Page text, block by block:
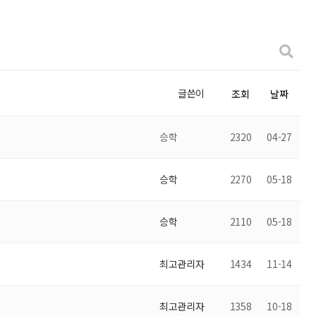
글쓴이 조회 날짜
승학 2320 04-27
승학 2270 05-18
승학 2110 05-18
최고관리자 1434 11-14
최고관리자 1358 10-18